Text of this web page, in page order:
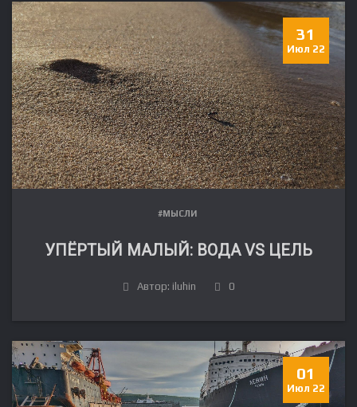
31
Июл 22
#МЫСЛИ
УПЁРТЫЙ МАЛЫЙ: ВОДА VS ЦЕЛЬ
Автор: iluhin 0
01
Июл 22